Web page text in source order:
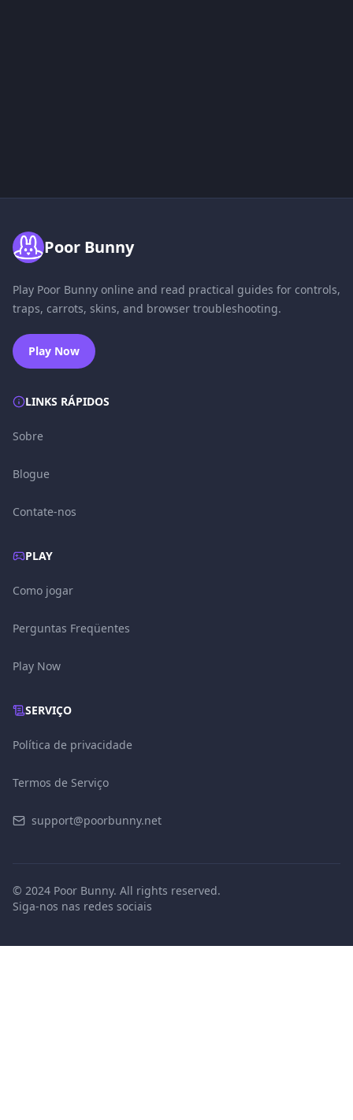
Poor Bunny
Play Poor Bunny online and read practical guides for controls,
traps, carrots, skins, and browser troubleshooting.
Play Now
LINKS RÁPIDOS
Sobre
Blogue
Contate-nos
PLAY
Como jogar
Perguntas Freqüentes
Play Now
SERVIÇO
Política de privacidade
Termos de Serviço
support@poorbunny.net
© 2024 Poor Bunny. All rights reserved.
Siga-nos nas redes sociais